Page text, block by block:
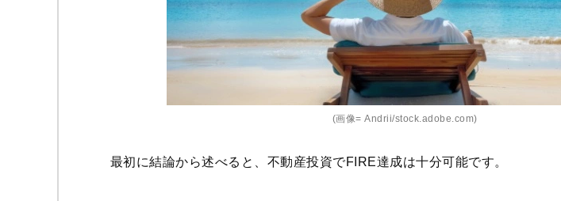
(画像= Andrii/stock.adobe.com)
最初に結論から述べると、不動産投資でFIRE達成は十分可能です。